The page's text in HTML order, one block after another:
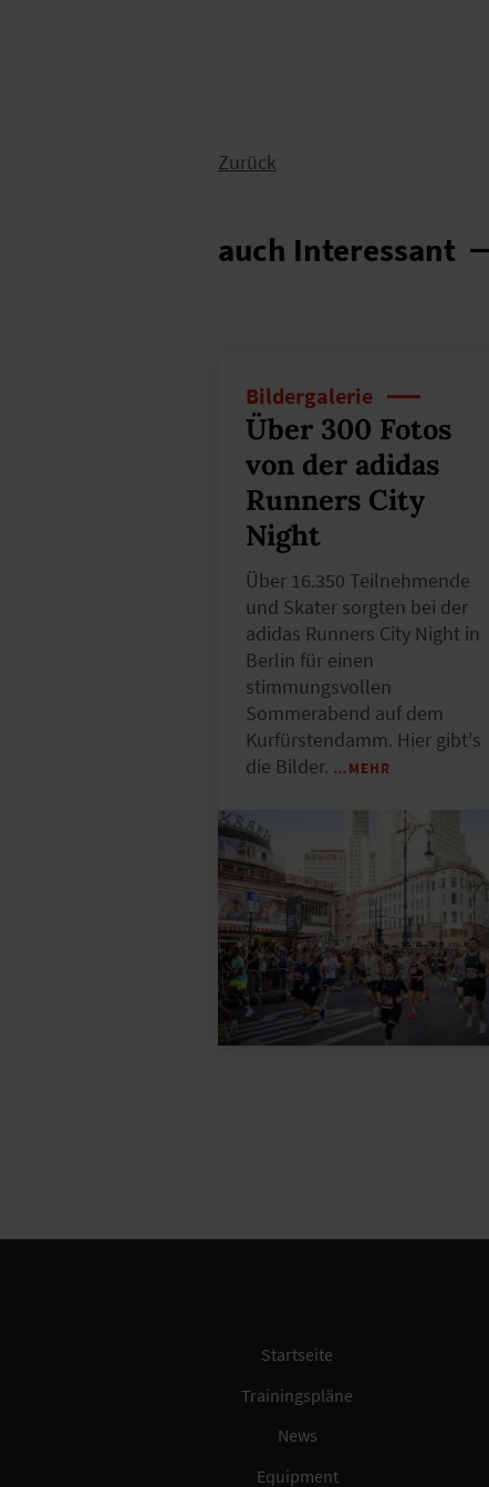
Zurück
auch Interessant
Bildergalerie
Über 300 Fotos
von der adidas
Runners City
Night
Über 16.350 Teilnehmende
und Skater sorgten bei der
adidas Runners City Night in
Berlin für einen
stimmungsvollen
Sommerabend auf dem
Kurfürstendamm. Hier gibt's
die Bilder. …MEHR
Startseite
Trainingspläne
News
Equipment